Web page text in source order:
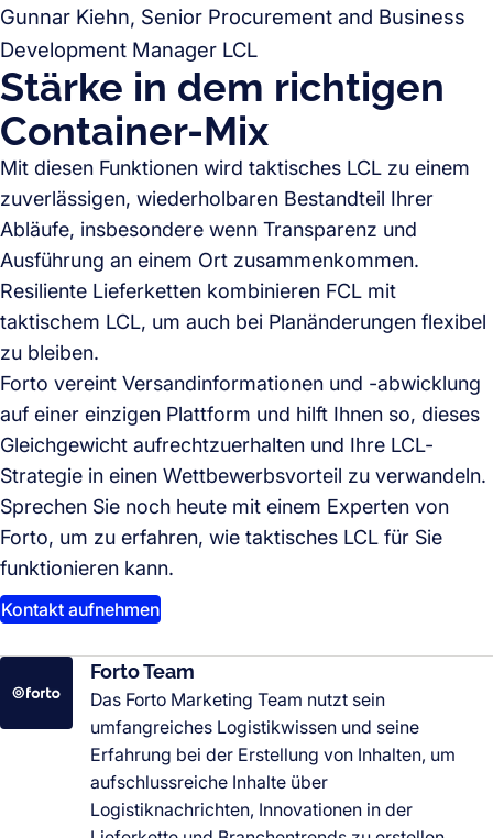
Gunnar Kiehn, Senior Procurement and Business
Development Manager LCL
Stärke in dem richtigen
Container-Mix
Mit diesen Funktionen wird taktisches LCL zu einem
zuverlässigen, wiederholbaren Bestandteil Ihrer
Abläufe, insbesondere wenn Transparenz und
Ausführung an einem Ort zusammenkommen.
Resiliente Lieferketten kombinieren FCL mit
taktischem LCL, um auch bei Planänderungen flexibel
zu bleiben.
Forto vereint Versandinformationen und -abwicklung
auf einer einzigen Plattform und hilft Ihnen so, dieses
Gleichgewicht aufrechtzuerhalten und Ihre LCL-
Strategie in einen Wettbewerbsvorteil zu verwandeln.
Sprechen Sie noch heute mit einem Experten von
Forto, um zu erfahren, wie taktisches LCL für Sie
funktionieren kann.
Kontakt aufnehmen
Forto Team
Das Forto Marketing Team nutzt sein
umfangreiches Logistikwissen und seine
Erfahrung bei der Erstellung von Inhalten, um
aufschlussreiche Inhalte über
Logistiknachrichten, Innovationen in der